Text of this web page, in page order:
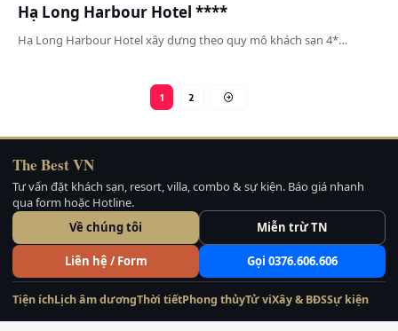
Hạ Long Harbour Hotel ****
Hạ Long Harbour Hotel xây dựng theo quy mô khách sạn 4*…
1 2
The Best VN
Tư vấn đặt khách sạn, resort, villa, combo & sự kiện. Báo giá nhanh
qua form hoặc Hotline.
Về chúng tôi
Miễn trừ TN
Liên hệ / Form Gọi 0376.606.606
Tiện íchLịch âm dươngThời tiếtPhong thủyTử viXây & BĐSSự kiện